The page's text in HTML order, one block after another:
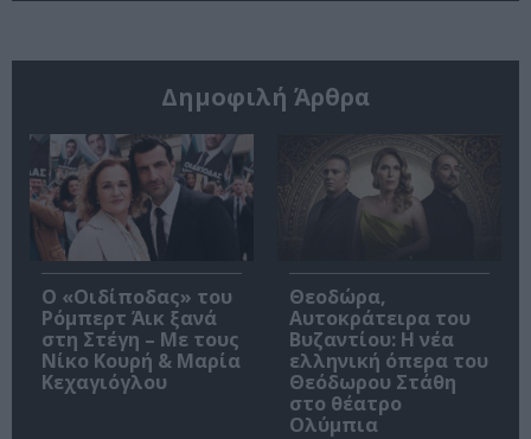
Δημοφιλή Άρθρα
O «Οιδίποδας» του
Ρόμπερτ Άικ ξανά
στη Στέγη – Με τους
Νίκο Κουρή & Μαρία
Κεχαγιόγλου
Θεοδώρα,
Αυτοκράτειρα του
Βυζαντίου: Η νέα
ελληνική όπερα του
Θεόδωρου Στάθη
στο θέατρο
Ολύμπια